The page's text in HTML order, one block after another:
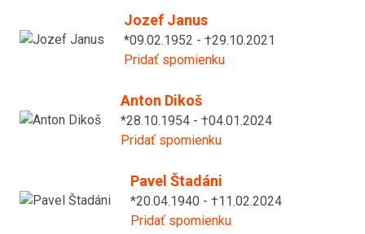
Jozef Janus
*09.02.1952 - †29.10.2021
Pridať spomienku
Anton Dikoš
*28.10.1954 - †04.01.2024
Pridať spomienku
Pavel Štadáni
*20.04.1940 - †11.02.2024
Pridať spomienku